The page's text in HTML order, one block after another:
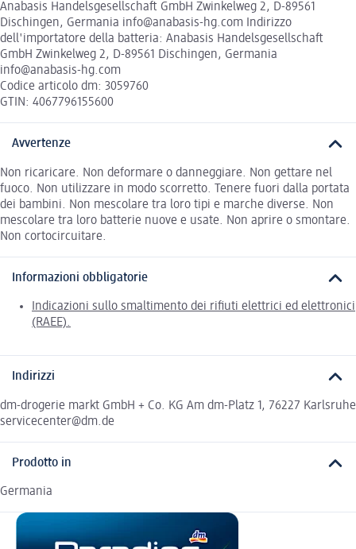
Anabasis Handelsgesellschaft GmbH Zwinkelweg 2, D-89561
Dischingen, Germania info@anabasis-hg.com Indirizzo
dell'importatore della batteria: Anabasis Handelsgesellschaft
GmbH Zwinkelweg 2, D-89561 Dischingen, Germania
info@anabasis-hg.com
Codice articolo dm: 3059760
GTIN: 4067796155600
Avvertenze
Non ricaricare. Non deformare o danneggiare. Non gettare nel
fuoco. Non utilizzare in modo scorretto. Tenere fuori dalla portata
dei bambini. Non mescolare tra loro tipi e marche diverse. Non
mescolare tra loro batterie nuove e usate. Non aprire o smontare.
Non cortocircuitare.
Informazioni obbligatorie
Indicazioni sullo smaltimento dei rifiuti elettrici ed elettronici
(RAEE).
Indirizzi
dm-drogerie markt GmbH + Co. KG Am dm-Platz 1, 76227 Karlsruhe
servicecenter@dm.de
Prodotto in
Germania